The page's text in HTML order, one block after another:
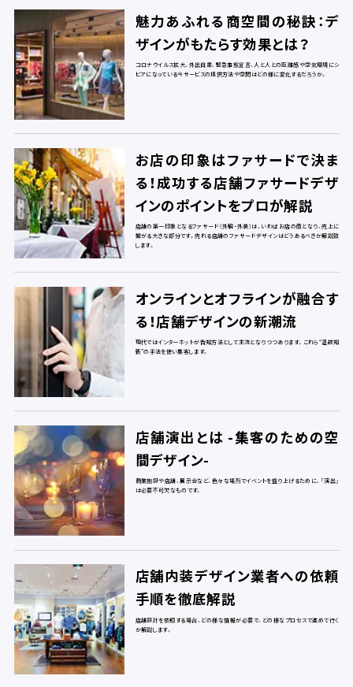
魅力あふれる商空間の秘訣：デ
ザインがもたらす効果とは？
コロナウイルス拡大、外出自粛、緊急事態宣言、人と人との距離感や空気環境にシ
ビアになっている今サービスの提供方法や空間はどの様に変化するだろうか。
お店の印象はファサードで決ま
る！成功する店舗ファサードデザ
インのポイントをプロが解説
店舗の第一印象となるファサード（外観・外装）は、いわばお店の顔となり、売上に
繋がる大きな部分です。売れる店舗のファサードデザインはどうあるべきか解説致
します。
オンラインとオフラインが融合す
る！店舗デザインの新潮流
現代ではインターネットが告知方法として主流となりつつあります。これら“温故知
新”の手法を使い集客します。
店舗演出とは -集客のための空
間デザイン-
商業施設や店舗、展示会など、色々な場所でイベントを盛り上げるために、「演出」
は必要不可欠なものです。
店舗内装デザイン業者への依頼
手順を徹底解説
店舗設計を依頼する場合、どの様な情報が必要で、どの様なプロセスで進めて行く
か解説します。